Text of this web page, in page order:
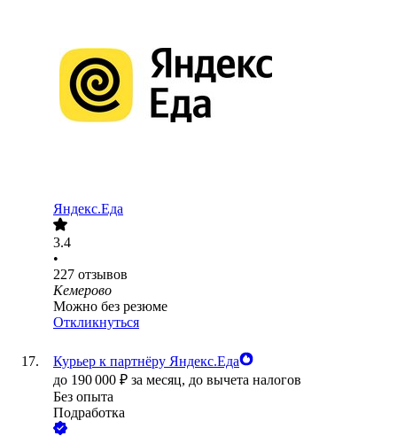
Яндекс.Еда
3.4
•
227 отзывов
Кемерово
Можно без резюме
Откликнуться
Курьер к партнёру Яндекс.Еда
до 190 000 ₽ за месяц, до вычета налогов
Без опыта
Подработка